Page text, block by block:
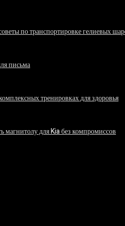
по транспортировке гелиевых
письма
тренировках для здоровья
магнитолу для Kia без компромиссов